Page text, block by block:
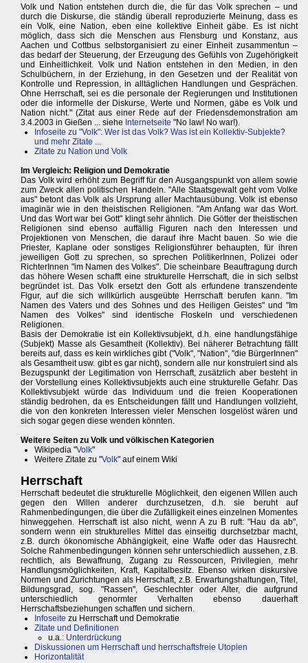
Volk und Nation entstehen durch die, die für das Volk sprechen – und
durch die Diskurse, die ständig überall reproduzierte Meinung, dass es
ein Volk, eine Nation, eben eine kollektive Einheit gäbe. Es ist nicht
möglich, dass sich die Menschen aus Flensburg und Konstanz, aus
Aachen und Cottbus selbstorganisiert zu einer Einheit zusammentun –
das bedarf der Steuerung, der Erzeugung des Gefühls von Zugehörigkeit
und Einheitlichkeit. Volk und Nation entstehen in den Medien, in den
Schulbüchern, in der Erziehung, in den Gesetzen und der Realität von
Kontrolle und Repression, in alltäglichen Handlungen und Gesprächen.
Ohne Herrschaft, sei es die personale der Regierungen und Institutionen
oder die informelle der Diskurse, Werte und Normen, gäbe es Volk und
Nation nicht." (Zitat aus einer Rede auf der Friedensdemonstration am
3.4.2003 in Gießen ... siehe Internetseite "No law! No war!).
Infoseite zu "Volk": Wer ist das Volk? Was ist ein Kollektiv-Subjekte?
und mehr Zitate ...
Zitate zu Nation und Volk
Im Vergleich: Religion und Demokratie
Das Volk wird erhöht zum Begriff für den Ausgangspunkt von allem sowie
zum Zweck allen politischen Handeln. "Alle Staatsgewalt geht vom Volke
aus" betont das Volk als Ursprung aller Machtausübung. Volk ist ebenso
imaginär wie in den theistischen Religionen. "Am Anfang war das Wort.
Und das Wort war bei Gott" klingt sehr ähnlich. Die Götter der theistischen
Religionen sind ebenso auffällig Figuren nach den Interessen und
Projektionen von Menschen, die darauf ihre Macht bauen. So wie die
Priester, Kaplane oder sonstiges Religionsführer behaupten, für ihren
jeweiligen Gott zu sprechen, so sprechen PolitikerInnen, Polizei oder
RichterInnen "im Namen des Volkes". Die scheinbare Beauftragung durch
das höhere Wesen schafft eine strukturelle Herrschaft, die in sich selbst
begründet ist. Das Volk ersetzt den Gott als erfundene transzendente
Figur, auf die sich willkürlich ausgeübte Herrschaft berufen kann. "Im
Namen des Vaters und des Sohnes und des Heiligen Geistes" und "Im
Namen des Volkes" sind identische Floskeln und verschiedenen
Religionen.
Basis der Demokratie ist ein Kollektivsubjekt, d.h. eine handlungsfähige
(Subjekt) Masse als Gesamtheit (Kollektiv). Bei näherer Betrachtung fällt
bereits auf, dass es kein wirkliches gibt ("Volk", "Nation", "die BürgerInnen"
als Gesamtheit usw. gibt es gar nicht), sondern alle nur konstruiert sind als
Bezugspunkt der Legitimation von Herrschaft, zusätzlich aber besteht in
der Vorstellung eines Kollektivsubjekts auch eine strukturelle Gefahr. Das
Kollektivsubjekt würde das Individuum und die freien Kooperationen
ständig bedrohen, da es Entscheidungen fällt und Handlungen vollzieht,
die von den konkreten Interessen vieler Menschen losgelöst wären und
sich sogar gegen diese wenden könnten.
Weitere Seiten zu Volk und völkischen Kategorien
Wikipedia "Volk"
Weitere Zitate zu "Volk" auf einem Wiki
Herrschaft
Herrschaft bedeutet die strukturelle Möglichkeit, den eigenen Willen auch
gegen den Willen anderer durchzusetzen, d.h. sie beruht auf
Rahmenbedingungen, die über die Zufälligkeit eines einzelnen Momentes
hinweggehen. Herrschaft ist also nicht, wenn A zu B ruft: "Hau da ab",
sondern wenn ein strukturelles Mittel das einseitig durchsetzbar macht,
z.B. durch ökonomische Abhängigkeit, eine Waffe oder das Hausrecht.
Solche Rahmenbedingungen können sehr unterschiedlich aussehen, z.B.
rechtlich, als Bewaffnung, Zugang zu Ressourcen, Privilegien, mehr
Handlungsmöglichkeiten, Kraft, Kapitalbesitz. Ebenso wirken diskursive
Normen und Zurichtungen als Herrschaft, z.B. Erwartungshaltungen, Titel,
Bildungsgrad, sog. "Rassen", Geschlechter oder Alter, die aufgrund
unterschiedlich genormter Verhalten ebenso dauerhaft
Herrschaftsbeziehungen schaffen und sichern.
Infoseite zu Herrschaft und Demokratie
Zitate und Definitionen
u.a.: Unterdrückung
Diskussionen um Herrschaft und herrschaftsfreie Utopien
Horizontalität